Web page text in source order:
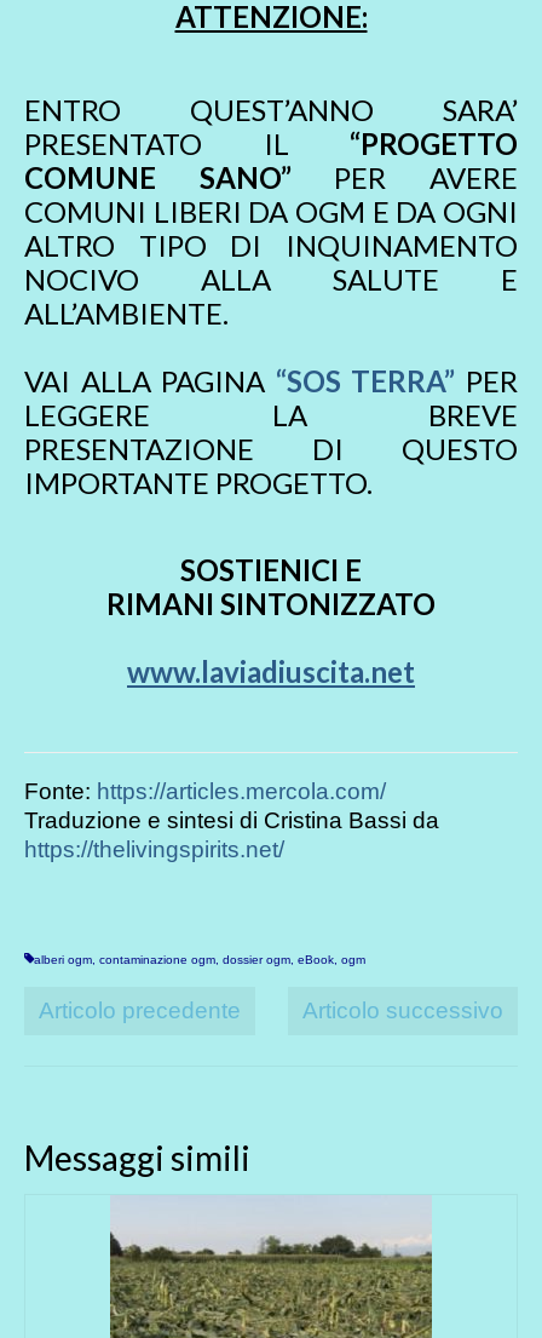
ATTENZIONE:
ENTRO QUEST’ANNO SARA’
PRESENTATO IL “PROGETTO
COMUNE SANO”PER AVERE
COMUNI LIBERI DA OGM E DA OGNI
ALTRO TIPO DI INQUINAMENTO
NOCIVO ALLA SALUTE E
ALL’AMBIENTE.
VAI ALLA PAGINA “SOS TERRA” PER
LEGGERE LA BREVE
PRESENTAZIONE DI QUESTO
IMPORTANTE PROGETTO.
SOSTIENICI E
RIMANI SINTONIZZATO
www.laviadiuscita.net
Fonte: https://articles.mercola.com/
Traduzione e sintesi di Cristina Bassi da
https://thelivingspirits.net/
alberi ogm contaminazione ogm dossier ogm eBook ogm
Articolo precedente Articolo successivo
Messaggi simili